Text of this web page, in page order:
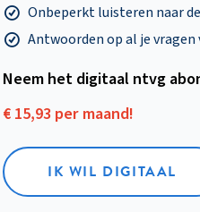
Onbeperkt luisteren naar
Antwoorden op al je vragen
Neem het digitaal ntvg
€ 15,93 per maand!
IK WIL DIGITAAL